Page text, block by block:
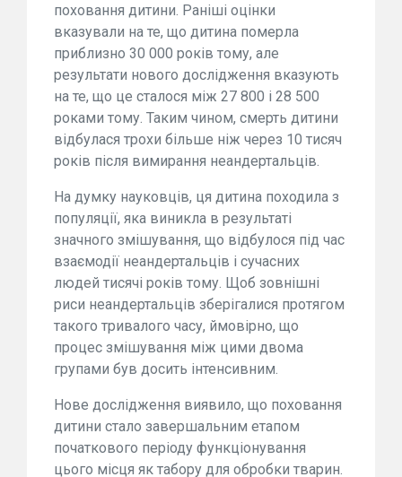
поховання дитини. Раніші оцінки
вказували на те, що дитина померла
приблизно 30 000 років тому, але
результати нового дослідження вказують
на те, що це сталося між 27 800 і 28 500
роками тому. Таким чином, смерть дитини
відбулася трохи більше ніж через 10 тисяч
років після вимирання неандертальців.
На думку науковців, ця дитина походила з
популяції, яка виникла в результаті
значного змішування, що відбулося під час
взаємодії неандертальців і сучасних
людей тисячі років тому. Щоб зовнішні
риси неандертальців зберігалися протягом
такого тривалого часу, ймовірно, що
процес змішування між цими двома
групами був досить інтенсивним.
Нове дослідження виявило, що поховання
дитини стало завершальним етапом
початкового періоду функціонування
цього місця як табору для обробки тварин.